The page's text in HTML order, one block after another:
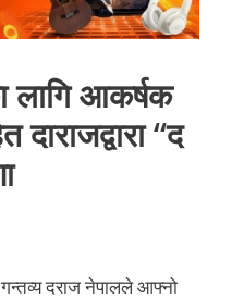
लागि आकर्षक
“द
दराज नेपालले आफ्नो